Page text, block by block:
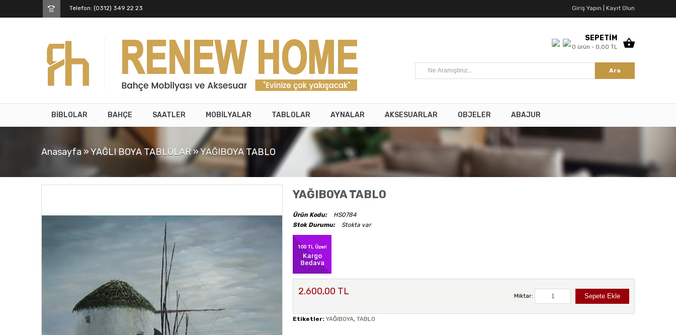
Telefon: (0312) 349 22 23 Giriş Yapın | Kayıt Olun
SEPETİM
0 ürün - 0,00 TL
Ara
BİBLOLAR BAHÇE SAATLER MOBİLYALAR TABLOLAR AYNALAR AKSESUARLAR OBJELER ABAJUR
Anasayfa »YAĞLI BOYA TABLOLAR»YAĞIBOYA TABLO
YAĞIBOYA TABLO
Ürün Kodu:
HS0784
Stok Durumu:
Stokta var
2.600,00 TL Miktar:
Etiketler: YAĞIBOYA, TABLO